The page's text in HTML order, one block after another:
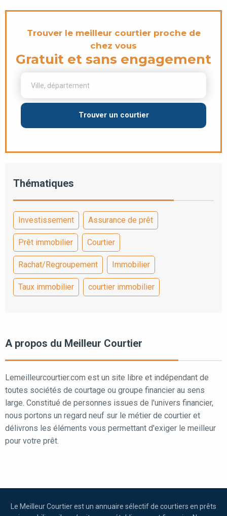
Trouver le meilleur courtier proche de
chez vous
Gratuit et sans engagement
Trouver un courtier
Thématiques
Investissement Assurance de prêt
Prêt immobilier Courtier
Rachat/Regroupement Immobilier
Taux immobilier courtier immobilier
A propos du Meilleur Courtier
Lemeilleurcourtier.com est un site libre et indépendant de
toutes sociétés de courtage ou groupe financier au sens
large. Constitué de personnes issues de l'univers financier,
nous portons un regard neuf sur le métier de courtier et
délivrons les éléments vous permettant d'exiger le meilleur
pour votre prêt.
Le Meilleur Courtier est un annuaire sélectif de courtiers en prêts